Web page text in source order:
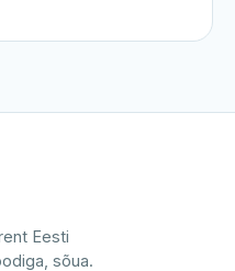
Eesti
sõua.